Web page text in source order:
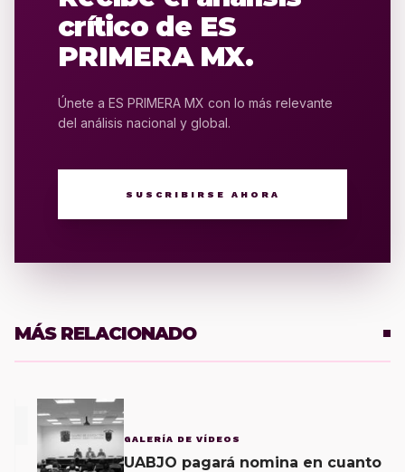
crítico de ES
PRIMERA MX.
Únete a ES PRIMERA MX con lo más relevante
del análisis nacional y global.
SUSCRIBIRSE AHORA
MÁS RELACIONADO
GALERÍA DE VÍDEOS
UABJO pagará nomina en cuanto